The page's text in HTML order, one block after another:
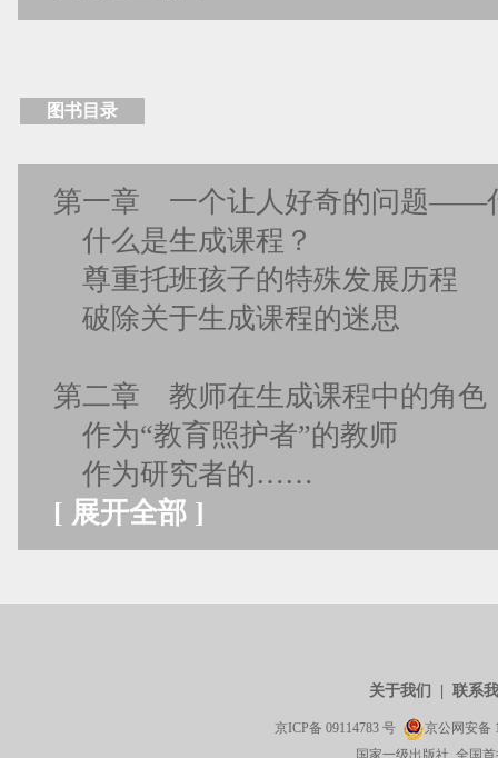
图书目录
第一章 一个让人好奇的问题——
什么是生成课程？
尊重托班孩子的特殊发展历程
破除关于生成课程的迷思
第二章 教师在生成课程中的角色
作为“教育照护者”的教师
作为研究者的……
[ 展开全部 ]
关于我们 联系
京ICP备 09114783 号 京公网安备
国家一级出版社 全国